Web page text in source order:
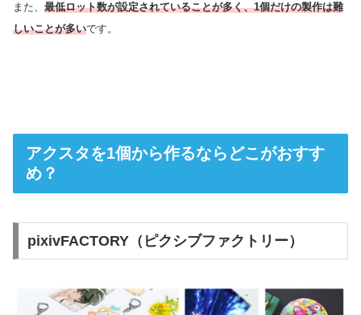
また、 最低ロット数が設定されていることが多く、1個だけの製作は難
しいことが多いです。
アクスタを1個から作るならどこがおすす
め？
pixivFACTORY（ピクシブファクトリー）